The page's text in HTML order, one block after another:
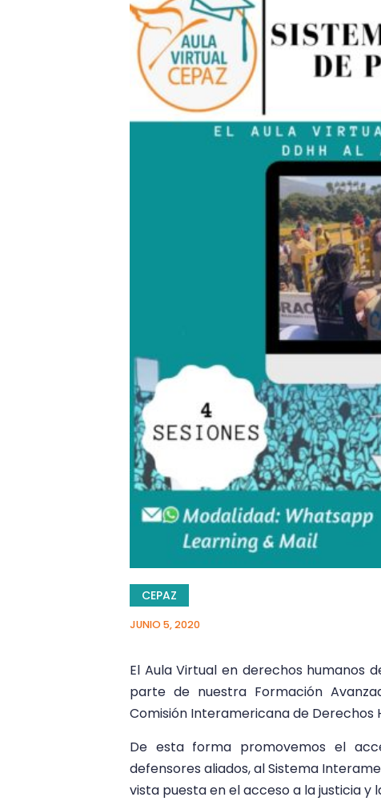
CEPAZ
JUNIO 5, 2020
El Aula Virtual en derechos humanos
parte de nuestra Formación
Comisión Interamericana de Derechos
De esta forma promovemos el
defensores aliados, al Sistema
vista puesta en el acceso a la justicia y